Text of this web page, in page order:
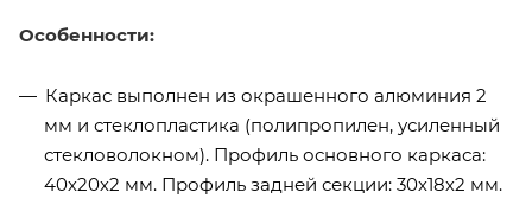
Особенности:
Каркас выполнен из окрашенного алюминия 2
мм и стеклопластика (полипропилен, усиленный
стекловолокном). Профиль основного каркаса:
40х20х2 мм. Профиль задней секции: 30х18х2 мм.